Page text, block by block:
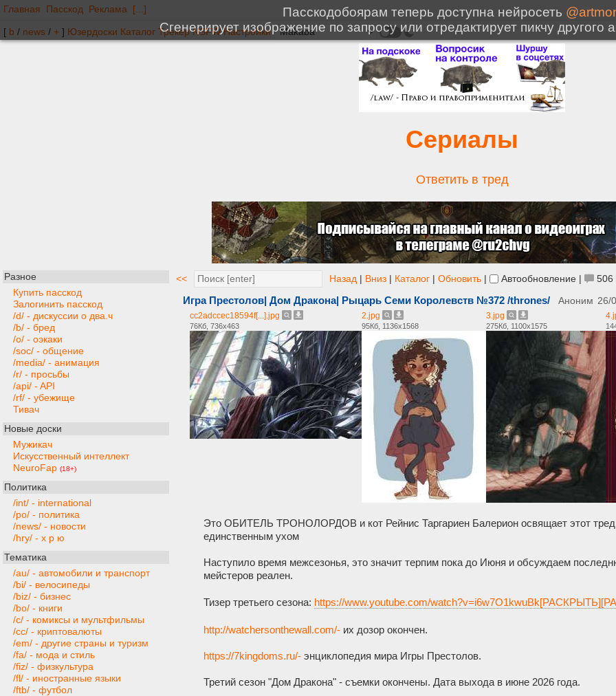
Главная Пасскод Реклама [...]
[ b / news / + ] Юзердоски Каталог Трекер NSFW Настройки
Сериалы
Ответить в тред
Разное
Купить пасскод
Залогинить пасскод
/d/ - дискуссии о два.ч
/b/ - бред
/o/ - оэкаки
/soc/ - общение
/media/ - анимация
/r/ - просьбы
/api/ - API
/rf/ - убежище
Тивач
Новые доски
Мужикач
Искусственный интеллект
NeuroFap (18+)
Политика
/int/ - international
/po/ - политика
/news/ - новости
/hry/ - х р ю
Тематика
/au/ - автомобили и транспорт
/bi/ - велосипеды
/biz/ - бизнес
/bo/ - книги
/c/ - комиксы и мультфильмы
/cc/ - криптовалюты
/em/ - другие страны и туризм
/fa/ - мода и стиль
/fiz/ - физкультура
/fl/ - иностранные языки
/ftb/ - футбол
<< Назад | Вниз | Каталог | Обновить | Автообновление | 506
Игра Престолов| Дом Дракона| Рыцарь Семи Королевств №372 /thrones/ Аноним 26/
cc2adccec18594f[...].jpg
76Кб, 736x463
2.jpg
95Кб, 1136x1568
3.jpg
275Кб, 1100x1575
Это ОБИТЕЛЬ ТРОНОЛОРДОВ и кот Рейнис Таргариен Балерион освящает этот
единственным ухом
Наступило время межсезонья, это значит терпим пока до Июня и обсуждаем
мейстеров реален.
Тизер третьего сезона: https://www.youtube.com/
http://watchersonthewall.com/- их дозор окончен.
https://7kingdoms.ru/- энциклопедия мира Игры Престолов.
Третий сезон "Дом Дракона" - съемки окончены. Дата выхода в июне 2026 года.